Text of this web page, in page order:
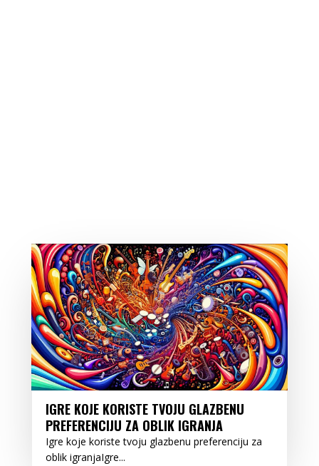
IGRE KOJE KORISTE TVOJU GLAZBENU
PREFERENCIJU ZA OBLIK IGRANJA
Igre koje koriste tvoju glazbenu preferenciju za
oblik igranjaIgre...